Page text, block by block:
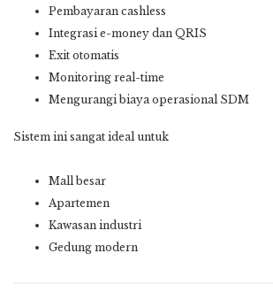
Pembayaran cashless
Integrasi e-money dan QRIS
Exit otomatis
Monitoring real-time
Mengurangi biaya operasional SDM
Sistem ini sangat ideal untuk
Mall besar
Apartemen
Kawasan industri
Gedung modern